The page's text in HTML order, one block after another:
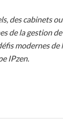
des cabinets
de la gestion
modernes
IPzen.